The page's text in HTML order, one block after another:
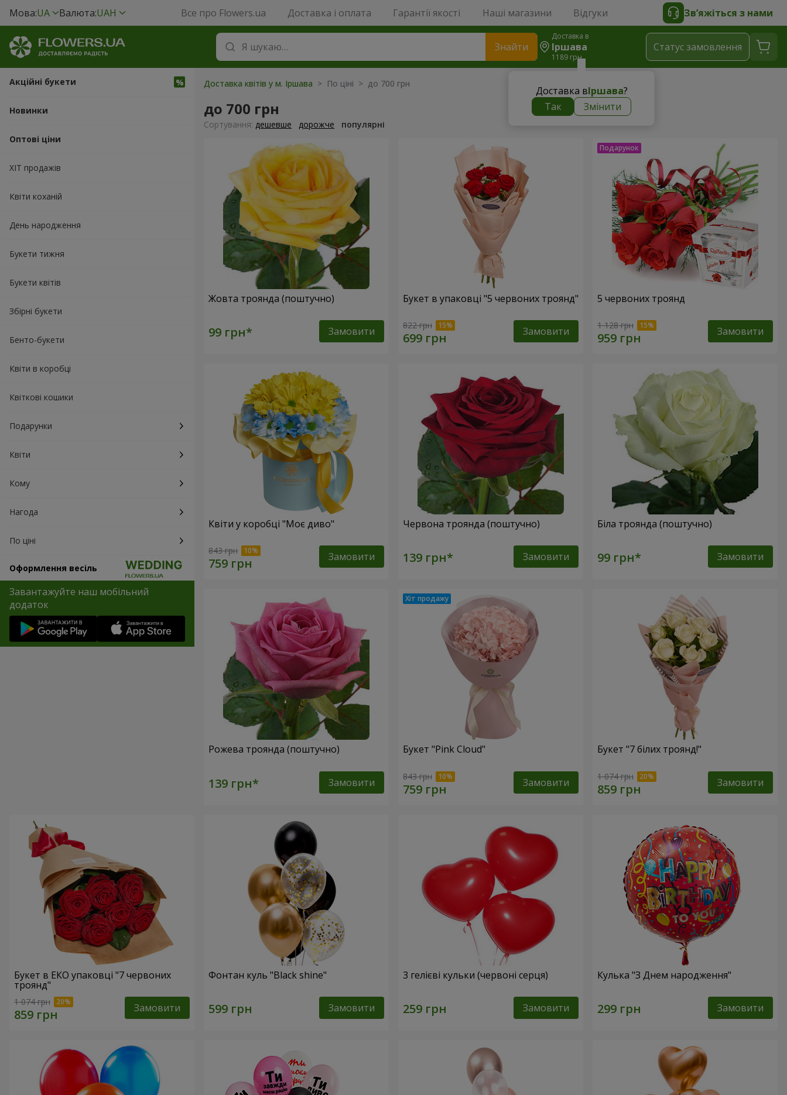
Мова:UA Валюта:UAH Все про Flowers.ua Доставка і оплата Гарантії якості Наші магазини Відгуки Зв’яжіться з нами
Знайти
Доставка в
Іршава
1189 грн
Доставка вІршава?
Так
Змінити
Статус замовлення
Акційні букети
Новинки
Оптові ціни
ХІТ продажів
Квіти коханій
День народження
Букети тижня
Букети квітів
Збірні букети
Бенто-букети
Квіти в коробці
Квіткові кошики
Подарунки
Квіти
Кому
Нагода
По ціні
Оформлення весіль
Завантажуйте наш мобільний
додаток
Доставка квітів у м. Іршава > По ціні > до 700 грн
до 700 грн
Сортування: дешевше дорожче популярні
Жовта троянда (поштучно)
Замовити
Букет в упаковці "5 червоних троянд"
822 грн Замовити
5 червоних троянд
1 128 грн Замовити
Квіти у коробці "Моє диво"
843 грн Замовити
Червона троянда (поштучно)
Замовити
Біла троянда (поштучно)
Замовити
Рожева троянда (поштучно)
Замовити
Букет "Pink Cloud"
843 грн Замовити
Букет "7 білих троянд!"
1 074 грн Замовити
Букет в ЕКО упаковці "7 червоних
троянд"
1 074 грн Замовити
Фонтан куль "Black shine"
Замовити
3 гелієві кульки (червоні серця)
Замовити
Кулька "З Днем народження"
Замовити